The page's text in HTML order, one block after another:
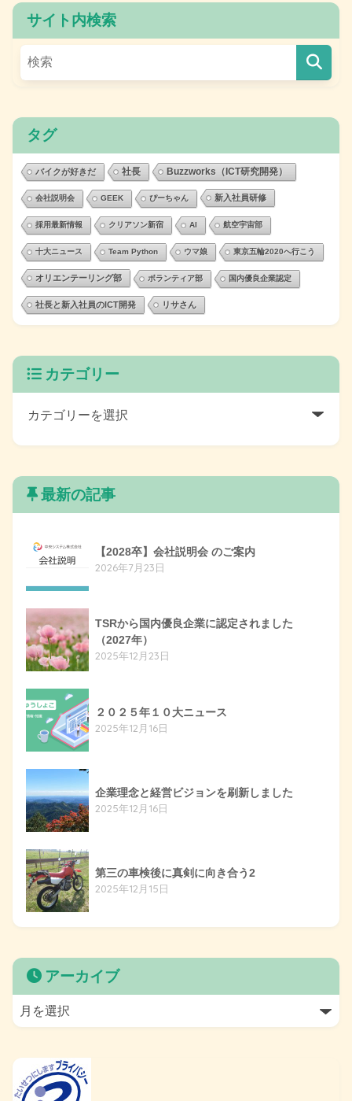
サイト内検索
タグ
バイクが好きだ 社長 Buzzworks（ICT研究開発）
会社説明会 GEEK ぴーちゃん 新入社員研修
採用最新情報 クリアソン新宿 AI 航空宇宙部
十大ニュース Team Python ウマ娘 東京五輪2020へ行こう
オリエンテーリング部 ボランティア部 国内優良企業認定
社長と新入社員のICT開発 リサさん
カテゴリー
最新の記事
【2028卒】会社説明会 のご案内
2026年7月23日
TSRから国内優良企業に認定されました
（2027年）
2025年12月23日
２０２５年１０大ニュース
2025年12月16日
企業理念と経営ビジョンを刷新しました
2025年12月16日
第三の車検後に真剣に向き合う2
2025年12月15日
アーカイブ